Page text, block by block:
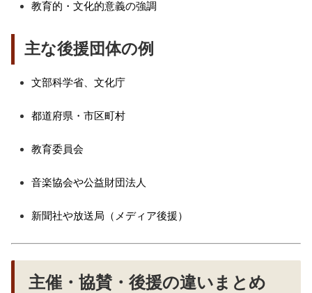
教育的・文化的意義の強調
主な後援団体の例
文部科学省、文化庁
都道府県・市区町村
教育委員会
音楽協会や公益財団法人
新聞社や放送局（メディア後援）
主催・協賛・後援の違いまとめ